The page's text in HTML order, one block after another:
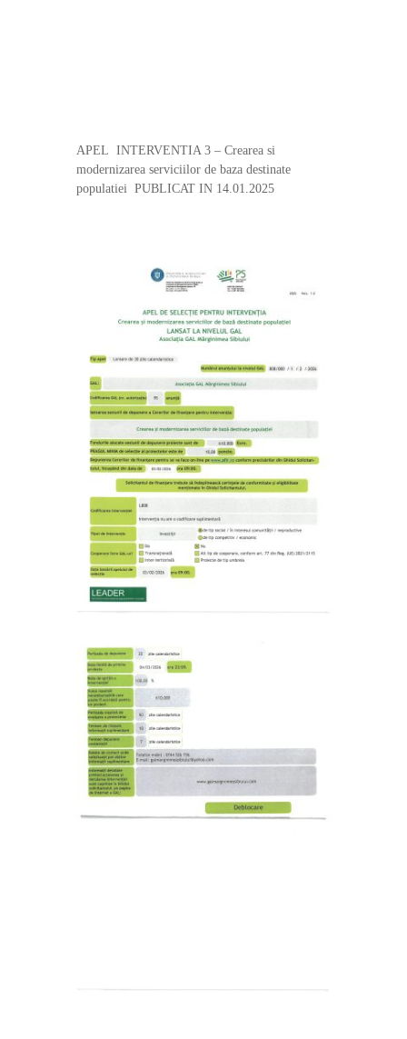
APEL INTERVENTIA 3 – Crearea si
modernizarea serviciilor de baza destinate
populatiei PUBLICAT IN 14.01.2025